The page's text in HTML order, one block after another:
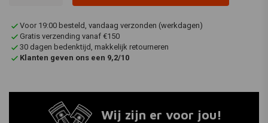
Voor 19:00 besteld, vandaag verzonden (werkdagen)
Gratis verzending vanaf €150
30 dagen bedenktijd, makkelijk retourneren
Klanten geven ons een 9,2/10
Wij zijn er voor jou!